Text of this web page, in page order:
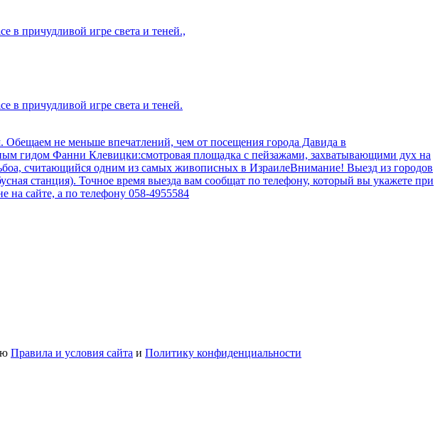
в причудливой игре света и теней.,
в причудливой игре света и теней.
не меньше впечатлений, чем от посещения города Давида в
гидом Фанни Клевицки:смотровая площадка с пейзажами, захватывающими дух на
считающийся одним из самых живописных в ИзраилеВнимание! Выезд из городов
станция). Точное время выезда вам сообщат по телефону, который вы укажете при
на сайте, а по телефону 058-4955584
Правила и условия сайта и Политику конфиденциальности